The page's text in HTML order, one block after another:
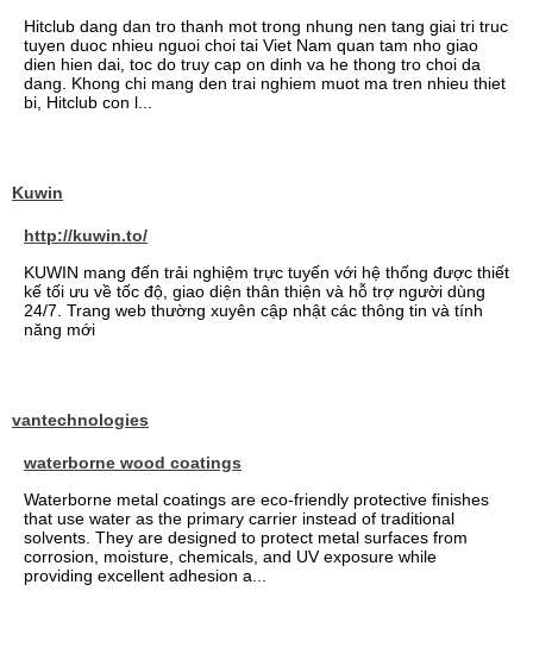
Hitclub dang dan tro thanh mot trong nhung nen tang giai tri truc
tuyen duoc nhieu nguoi choi tai Viet Nam quan tam nho giao
dien hien dai, toc do truy cap on dinh va he thong tro choi da
dang. Khong chi mang den trai nghiem muot ma tren nhieu thiet
bi, Hitclub con l...
Kuwin
http://kuwin.to/
KUWIN mang đến trải nghiệm trực tuyến với hệ thống được thiết
kế tối ưu về tốc độ, giao diện thân thiện và hỗ trợ người dùng
24/7. Trang web thường xuyên cập nhật các thông tin và tính
năng mới
vantechnologies
waterborne wood coatings
Waterborne metal coatings are eco-friendly protective finishes
that use water as the primary carrier instead of traditional
solvents. They are designed to protect metal surfaces from
corrosion, moisture, chemicals, and UV exposure while
providing excellent adhesion a...